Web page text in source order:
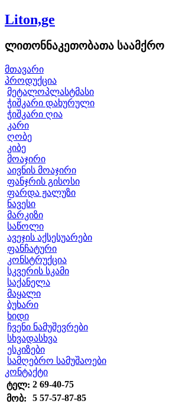
Liton,ge
ლითონნაკეთობათა საამქრო
მთავარი
პროდუქცია
მეტალოპლასტმასი
ჭიშკარი დახურული
ჭიშკარი ღია
კარი
ღობე
კიბე
მოაჯირი
აივნის მოაჯირი
ფანჯრის გისოსი
ფარდა ჟალუზი
ნავესი
მარკიზი
საწოლი
ავეჯის აქსესუარები
ფანჩატური
კონსტრუქცია
სკვერის სკამი
საქანელა
მაყალი
ბუხარი
ხიდი
ჩვენი ნამუშევრები
სხვადასხვა
ესკიზები
სამღებრო სამუშაოები
კონტაქტი
ტელ: 2 69-40-75
მობ:
5 57-57-87-85